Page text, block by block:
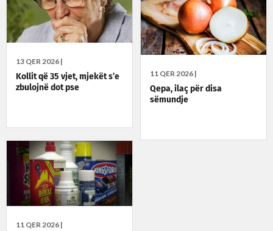
13 QER 2026 |
Kollit që 35 vjet, mjekët s’e
zbulojnë dot pse
11 QER 2026 |
Qepa, ilaç për disa
sëmundje
11 QER 2026 |